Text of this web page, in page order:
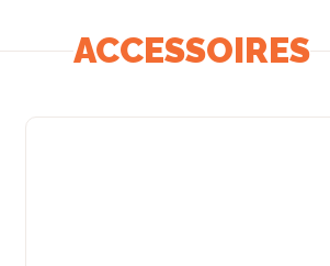
ACCESSOIRES